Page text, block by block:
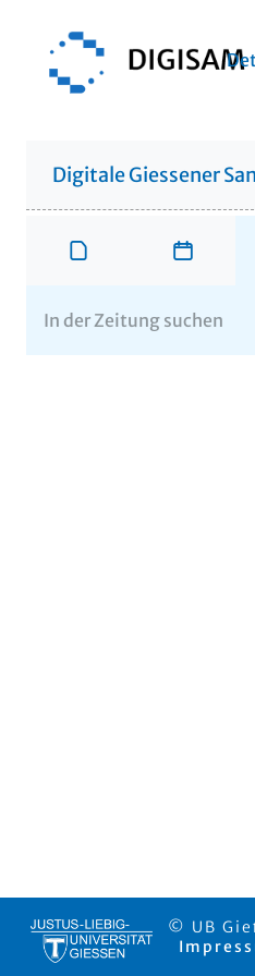
Digitale Giessener
© UB